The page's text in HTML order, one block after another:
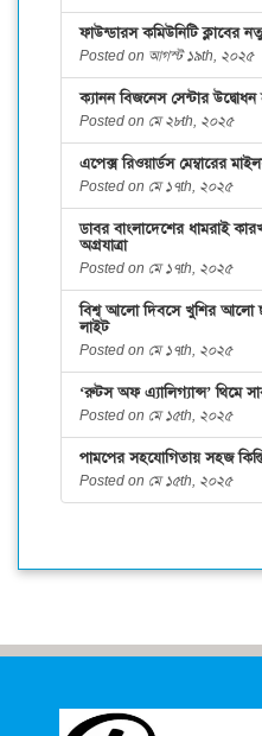
ফাউন্ডারস কমিউনিটি ক্লাবের
Posted on আগস্ট ১৯th, ২০২৫
ক্যানন বিজনেস সেন্টার
Posted on মে ২৮th, ২০২৫
এপেক্স রিওয়ার্ডস মেম্বারের
Posted on মে ১৭th, ২০২৫
ডাবর বাংলাদেশের ধামরাই
অগ্রযাত্রা
Posted on মে ১৭th, ২০২৫
বিশ্ব আলো দিবসে খুশির আলো
লাইট
Posted on মে ১৭th, ২০২৫
‘রুটস অফ এ্যালিগ্যান্স’ থিমে
Posted on মে ১৫th, ২০২৫
পামপের সহযোগিতায় সহজ
Posted on মে ১৫th, ২০২৫